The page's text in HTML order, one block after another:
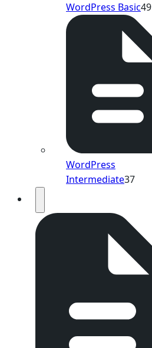
WordPress Basic49
WordPress
Intermediate37